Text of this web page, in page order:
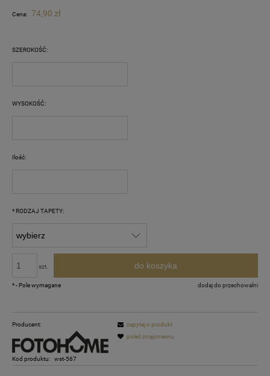
Cena: 74,90 zł
SZEROKOŚĆ:
WYSOKOŚĆ:
Ilość:
* RODZAJ TAPETY:
szt. do koszyka
dodaj do przechowalni
*- Pole wymagane
Producent:
Kod produktu: wst-567
zapytaj o produkt
poleć znajomemu